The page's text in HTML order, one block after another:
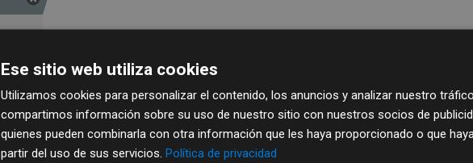
Ese sitio web utiliza cookies
Utilizamos cookies para personalizar el contenido, los anuncios y analizar nuestro
compartimos información sobre su uso de nuestro sitio con nuestros socios de
quienes pueden combinarla con otra información que les haya proporcionado o que
partir del uso de sus servicios. Política de privacidad